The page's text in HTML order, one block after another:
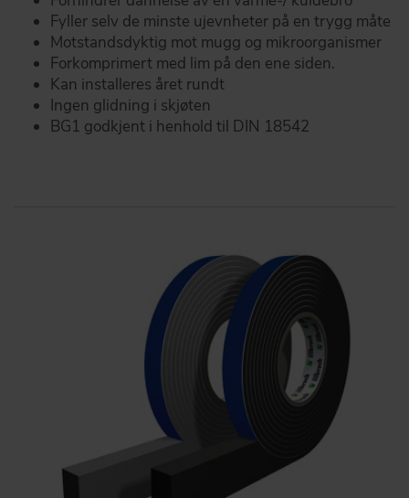
Fyller selv de minste ujevnheter på en trygg måte
Motstandsdyktig mot mugg og mikroorganismer
Forkomprimert med lim på den ene siden.
Kan installeres året rundt
Ingen glidning i skjøten
BG1 godkjent i henhold til DIN 18542